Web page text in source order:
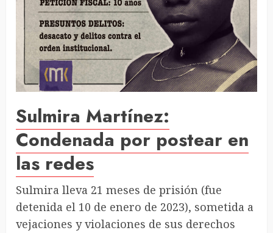
Sulmira Martínez:
Condenada por postear en
las redes
Sulmira lleva 21 meses de prisión (fue
detenida el 10 de enero de 2023), sometida a
vejaciones y violaciones de sus derechos